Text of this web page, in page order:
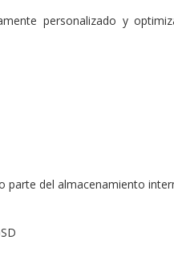
personalizado y
parte del almacenamiento